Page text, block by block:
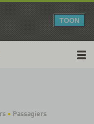
• Passagiers
TOON